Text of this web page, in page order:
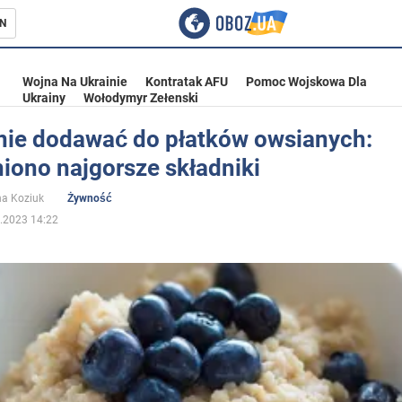
Ukrainie
Wojna Na Ukrainie Kontratak AFU
Pomoc Wojskowa Dla
Ukrainy
Wołodymyr Zełenski
dodawać do płatków owsianych:
najgorsze składniki
Koziuk
Żywność
14:22